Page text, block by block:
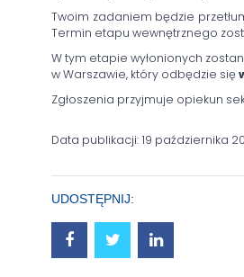
Twoim zadaniem będzie
Termin etapu wewnętrznego
W tym etapie wyłonionych
w Warszawie, który odbędzie się
Zgłoszenia przyjmuje opiekun
Data publikacji: 19 października
UDOSTĘPNIJ: